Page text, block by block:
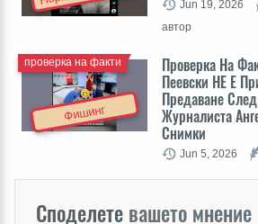
Jun 19, 2026
автор
Фишинг
Проверка На
Пеевски НЕ Е
Предаване
Журналиста
Снимки
проверка на факти
Jun 5, 2026
Споделете вашето мнение